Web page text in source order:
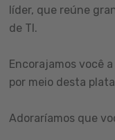
líder, que reúne
de TI.
Encorajamos você
por meio desta
Adoraríamos que